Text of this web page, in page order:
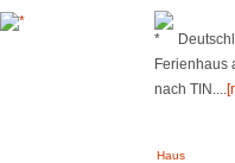
Ferienhaus
nach TIN....
Haus